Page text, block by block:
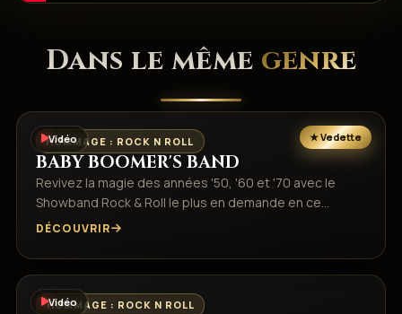
Dans le même genre
Vidéo
HOMMAGE : ROCK N ROLL
BABY BOOMER'S BAND
Revivez la magie des années '50, '60 et '70 avec le
Showband Rock & Roll le plus en demande en ce…
DÉCOUVRIR
Vidéo
HOMMAGE : ROCK N ROLL